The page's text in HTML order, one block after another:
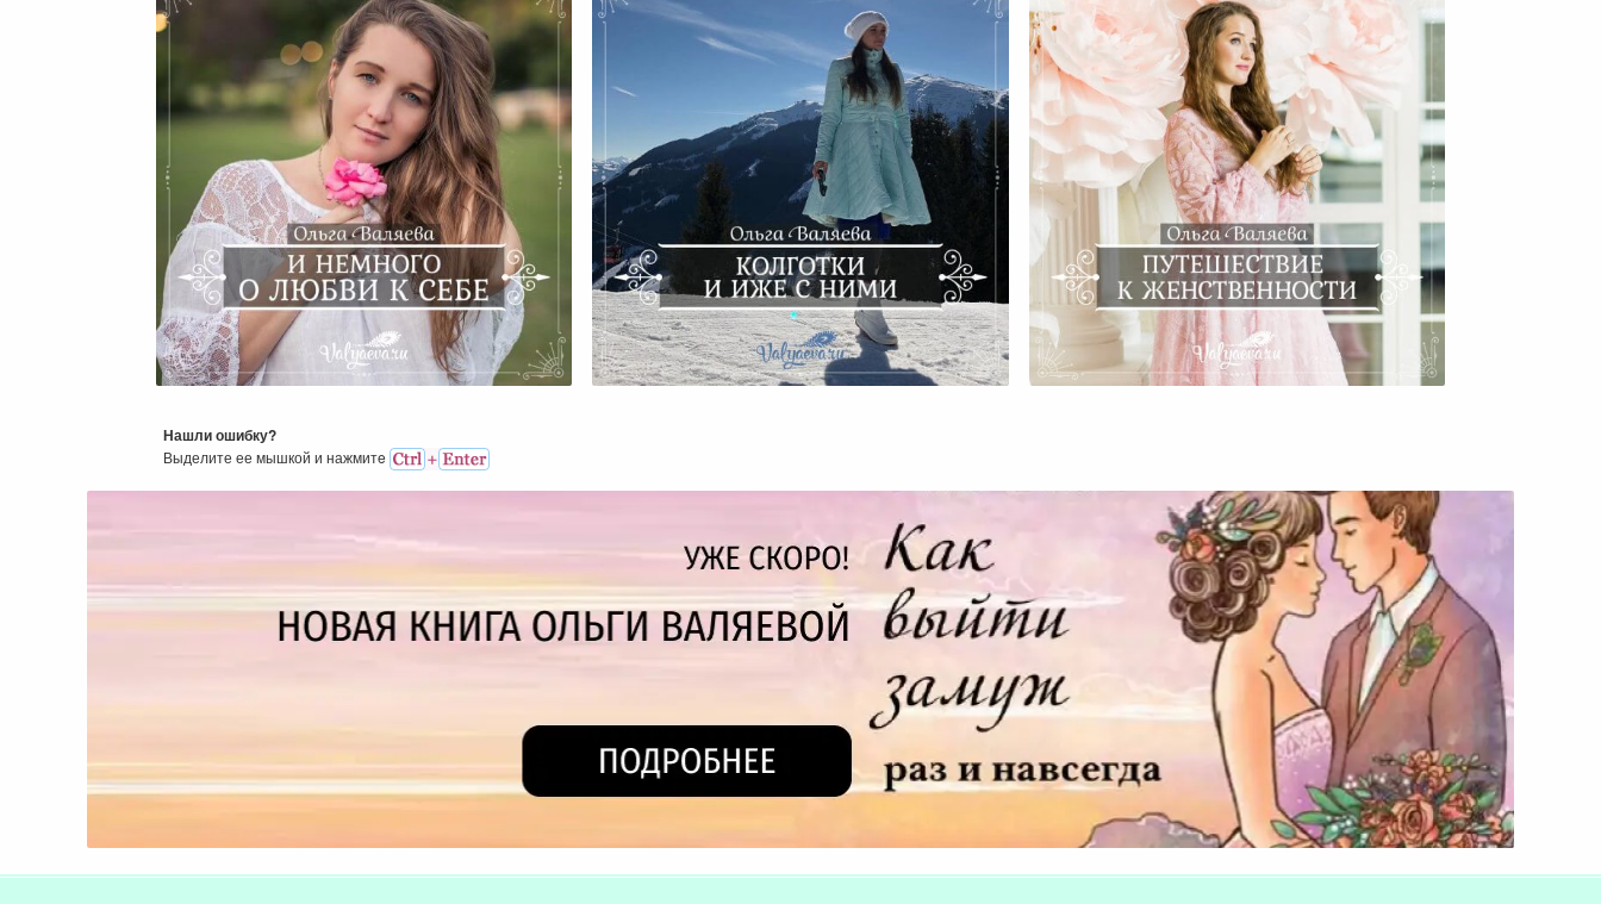
И Немного О Любви К Себе Колготки И Иже С Ними Путешествие К Женственности
Нашли ошибку?
Выделите ее мышкой и нажмитe